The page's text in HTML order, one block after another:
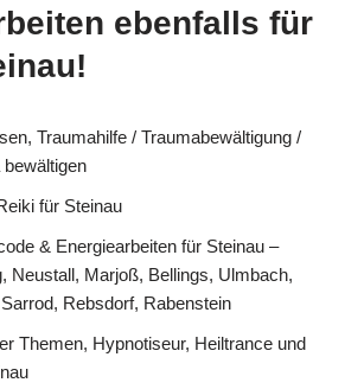
ebenfalls für
Traumahilfe / Traumabewältigung /
für Steinau
& Energiearbeiten für Steinau –
Neustall, Marjoß, Bellings, Ulmbach,
Rebsdorf, Rabenstein
Themen, Hypnotiseur, Heiltrance und